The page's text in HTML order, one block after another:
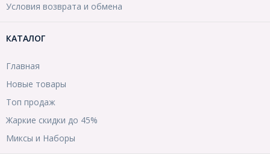
Условия возврата и обмена
КАТАЛОГ
Главная
Новые товары
Топ продаж
Жаркие скидки до 45%
Миксы и Наборы